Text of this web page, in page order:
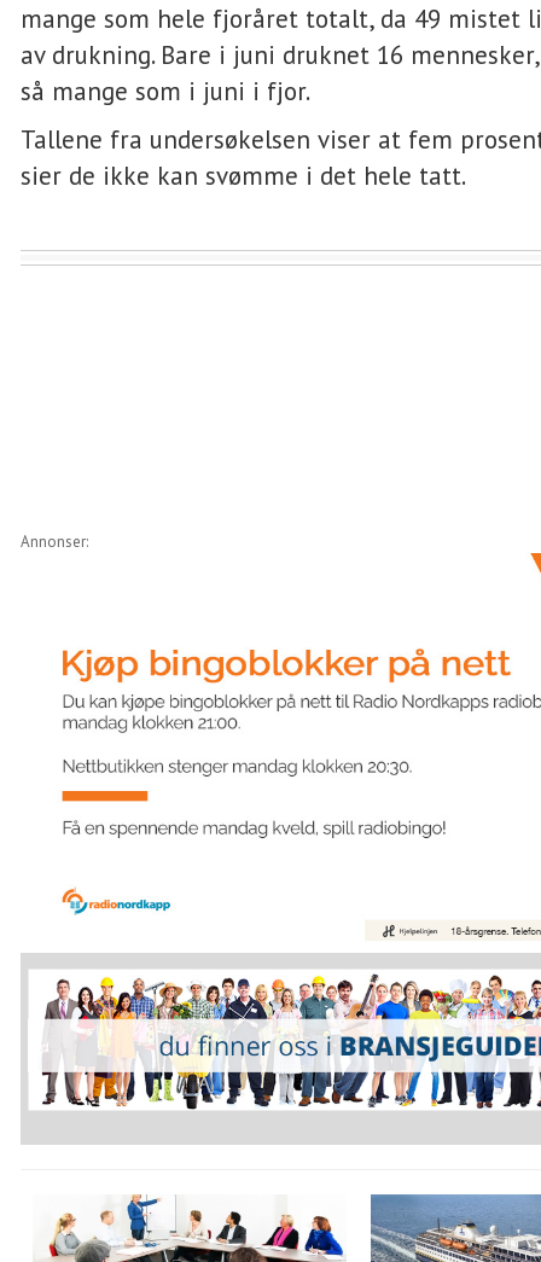
mange som hele fjoråret totalt, da 49 mistet
av drukning. Bare i juni druknet 16
så mange som i juni i fjor.
Tallene fra undersøkelsen viser at fem
sier de ikke kan svømme i det hele tatt.
Annonser: